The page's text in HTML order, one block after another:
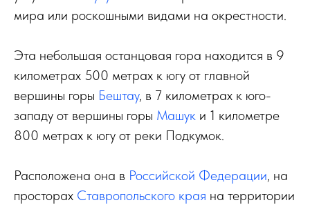
мира или роскошными видами на окрестности.
Эта небольшая останцовая гора находится в 9
километрах 500 метрах к югу от главной
вершины горы Бештау, в 7 километрах к юго-
западу от вершины горы Машук и 1 километре
800 метрах к югу от реки Подкумок.
Расположена она в Российской Федерации, на
просторах Ставропольского края на территории